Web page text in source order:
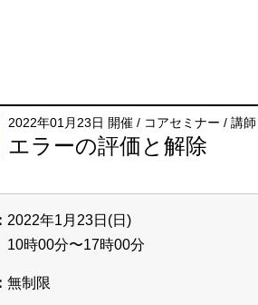
2022年01月23日 開催 / コアセミナー / 講
エラーの評価と解除
2022年1月23日(日)
10時00分〜17時00分
無制限